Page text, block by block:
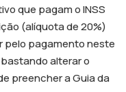
que pagam o INSS
(alíquota de 20%)
pelo pagamento neste
alterar o
preencher a Guia da